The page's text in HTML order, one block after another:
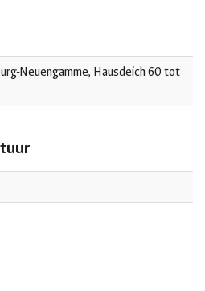
Neuengamme, Hausdeich 60 tot